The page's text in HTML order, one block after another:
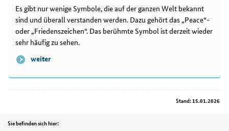
Es gibt nur wenige Symbole, die auf der ganzen Welt bekannt
sind und überall verstanden werden. Dazu gehört das „Peace“-
oder „Friedenszeichen“. Das berühmte Symbol ist derzeit wieder
sehr häufig zu sehen.
weiter
Stand: 15.01.2026
Position
Sie befinden sich hier: